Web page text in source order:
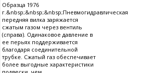
Образца 1976
г.&nbsp;&nbsp;&nbsp;Пневмогидравлическая
передняя вилка заряжается
сжатым газом через вентиль
(справа). Одинаковое давление в
ее перьях поддерживается
благодаря соединительной
трубке. Сжатый газ обеспечивает
более выгодные характеристики